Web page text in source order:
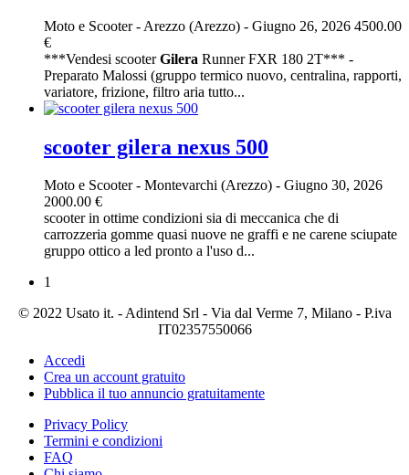
Moto e Scooter- Arezzo (Arezzo) - Giugno 26, 2026 4500.00
€
***Vendesi scooterGilera Runner FXR 180 2T*** -
Preparato Malossi (gruppo termico nuovo, centralina, rapporti,
variatore, frizione, filtro aria tutto...
scooter gilera nexus 500
Moto e Scooter- Montevarchi (Arezzo) - Giugno 30, 2026
2000.00 €
scooter in ottime condizioni sia di meccanica che di
carrozzeria gomme quasi nuove ne graffi e ne carene sciupate
gruppo ottico a led pronto a l'uso d...
1
© 2022 Usato it. - Adintend Srl - Via dal Verme 7, Milano - P.iva
IT02357550066
Accedi
Crea un account gratuito
Pubblica il tuo annuncio gratuitamente
Privacy Policy
Termini e condizioni
FAQ